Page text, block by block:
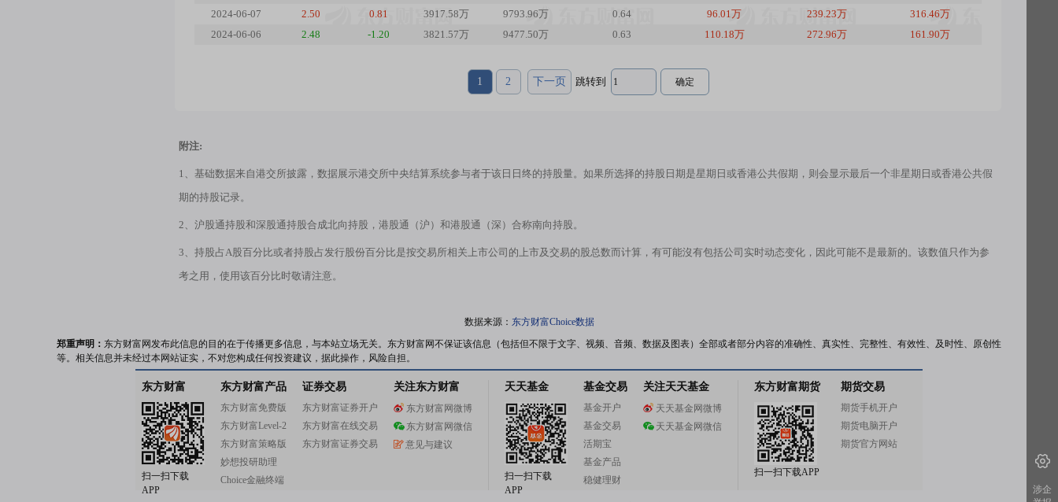
2024-06-07
2.50 0.81 3917.58万 9793.96万 0.64 96.01万 239.23万
316.46万
2024-06-06
2.48 -1.20 3821.57万 9477.50万 0.63 110.18万 272.96万 161.90万
1 2 下一页 跳转到
附注:
1、基础数据来自港交所披露，数据展示港交所中央结算系统参与者于该日日终的持股量。如果所选择的持股日期是星期日或香港公共假期，则会显示最后一个非星期日或香港公共假
期的持股记录。
2、沪股通持股和深股通持股合成北向持股，港股通（沪）和港股通（深）合称南向持股。
3、持股占A股百分比或者持股占发行股份百分比是按交易所相关上市公司的上市及交易的股总数而计算，有可能沒有包括公司实时动态变化，因此可能不是最新的。该数值只作为参
考之用，使用该百分比时敬请注意。
数据来源： 东方财富Choice数据
郑重声明： 东方财富网发布此信息的目的在于传播更多信息，与本站立场无关。东方财富网不保证该信息（包括但不限于文字、视频、音频、数据及图表）全部或者部分内容的准确性、真实性、完整性、有效性、及时性、原创性
等。相关信息并未经过本网站证实，不对您构成任何投资建议，据此操作，风险自担。
东方财富
扫一扫下载
APP
东方财富产品
东方财富免费版
东方财富Level-2
东方财富策略版
妙想投研助理
Choice金融终端
证券交易
东方财富证券开户
东方财富在线交易
东方财富证券交易
关注东方财富
东方财富网微博
东方财富网微信
意见与建议
天天基金
扫一扫下载
APP
基金交易
基金开户
基金交易
活期宝
基金产品
稳健理财
关注天天基金
天天基金网微博
天天基金网微信
东方财富期货
扫一扫下载APP
期货交易
期货手机开户
期货电脑开户
期货官方网站
涉企